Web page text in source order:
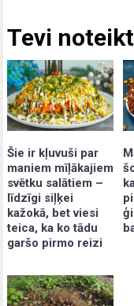
Tevi
Šie ir kļuvuši par
maniem mīļākajiem
svētku salātiem –
līdzīgi siļķei
kažokā, bet viesi
teica, ka ko tādu
garšo pirmo reizi